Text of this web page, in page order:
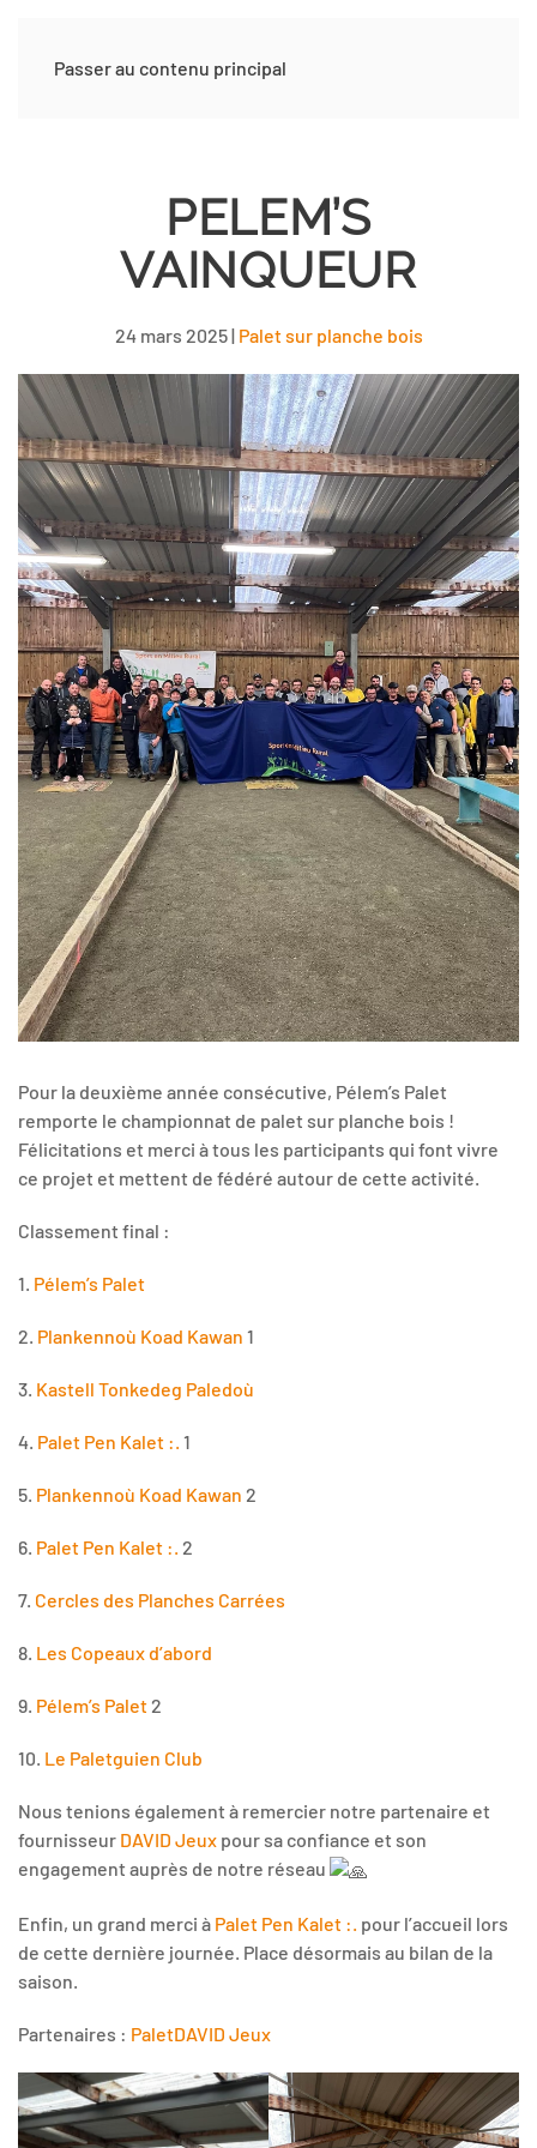
Passer au contenu principal
PELEM’S
VAINQUEUR
24 mars 2025| Palet sur planche bois
Pour la deuxième année consécutive, Pélem’s Palet
remporte le championnat de palet sur planche bois !
Félicitations et merci à tous les participants qui font vivre
ce projet et mettent de fédéré autour de cette activité.
Classement final :
1. Pélem’s Palet
2. Plankennoù Koad Kawan 1
3. Kastell Tonkedeg Paledoù
4. Palet Pen Kalet :. 1
5. Plankennoù Koad Kawan 2
6. Palet Pen Kalet :. 2
7. Cercles des Planches Carrées
8. Les Copeaux d’abord
9. Pélem’s Palet 2
10. Le Paletguien Club
Nous tenions également à remercier notre partenaire et
fournisseur DAVID Jeux pour sa confiance et son
engagement auprès de notre réseau
Enfin, un grand merci à Palet Pen Kalet :. pour l’accueil lors
de cette dernière journée. Place désormais au bilan de la
saison.
Partenaires : PaletDAVID Jeux